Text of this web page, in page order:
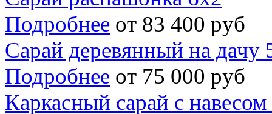
Подробнее от 83 400 руб
Сарай деревянный на дачу
Подробнее от 75 000 руб
Каркасный сарай с